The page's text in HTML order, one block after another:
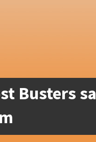
Busters sa